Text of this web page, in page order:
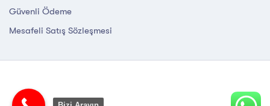
Güvenli Ödeme
Mesafeli Satış Sözleşmesi